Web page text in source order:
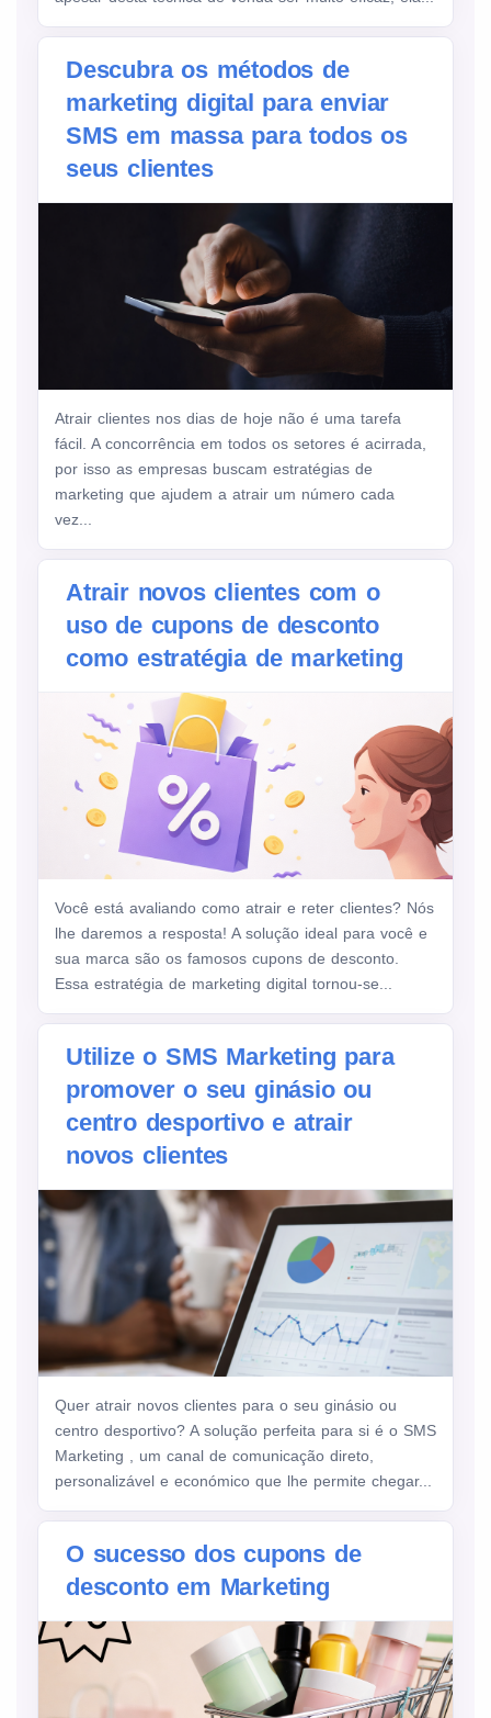
Descubra os métodos de
marketing digital para enviar
SMS em massa para todos os
seus clientes
Atrair clientes nos dias de hoje não é uma tarefa
fácil. A concorrência em todos os setores é acirrada,
por isso as empresas buscam estratégias de
marketing que ajudem a atrair um número cada
vez...
Atrair novos clientes com o
uso de cupons de desconto
como estratégia de marketing
Você está avaliando como atrair e reter clientes? Nós
lhe daremos a resposta! A solução ideal para você e
sua marca são os famosos cupons de desconto.
Essa estratégia de marketing digital tornou-se...
Utilize o SMS Marketing para
promover o seu ginásio ou
centro desportivo e atrair
novos clientes
Quer atrair novos clientes para o seu ginásio ou
centro desportivo? A solução perfeita para si é o SMS
Marketing , um canal de comunicação direto,
personalizável e económico que lhe permite chegar...
O sucesso dos cupons de
desconto em Marketing